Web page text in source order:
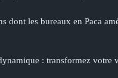
dont les bureaux en Paca
: transformez votre